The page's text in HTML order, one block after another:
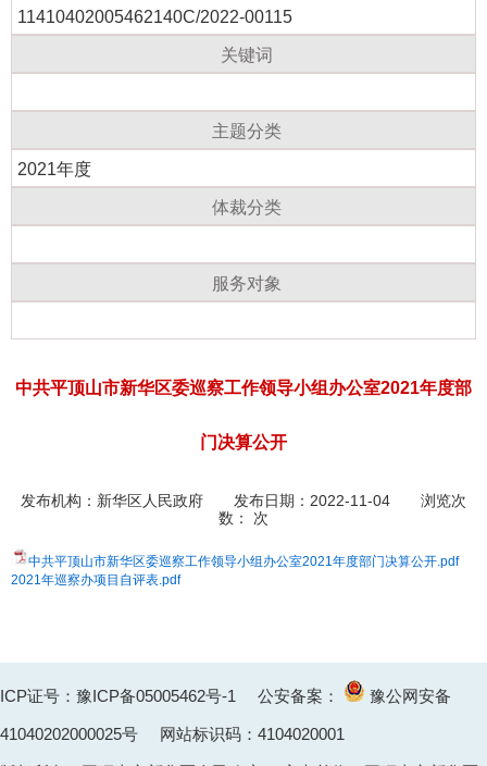
11410402005462140C/2022-00115
关键词
主题分类
2021年度
体裁分类
服务对象
中共平顶山市新华区委巡察工作领导小组办公室2021年度部
门决算公开
发布机构： 新华区人民政府 发布日期：2022-11-04 浏览次
数：
次
中共平顶山市新华区委巡察工作领导小组办公室2021年度部门决算公开.pdf
2021年巡察办项目自评表.pdf
ICP证号：豫ICP备05005462号-1 公安备案： 豫公网安备
41040202000025号 网站标识码：4104020001